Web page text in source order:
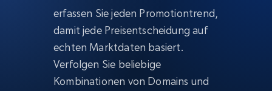
erfassen Sie jeden Promotiontrend,
damit jede Preisentscheidung auf
echten Marktdaten basiert.
Verfolgen Sie beliebige
Kombinationen von Domains und